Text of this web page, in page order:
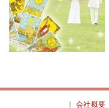
会社概要